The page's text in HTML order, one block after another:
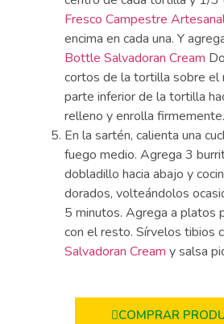
Fresco Campestre
encima en cada una. Y
Bottle Salvadoran Cream
cortos de la tortilla sobre el
parte inferior de la tortilla
relleno y enrolla firmemente.
En la sartén, calienta una
fuego medio. Agrega 3
dobladillo hacia abajo y
dorados, volteándolos
5 minutos. Agrega a platos
con el resto. Sírvelos tibios
Salvadoran Cream y salsa
COMPRAR